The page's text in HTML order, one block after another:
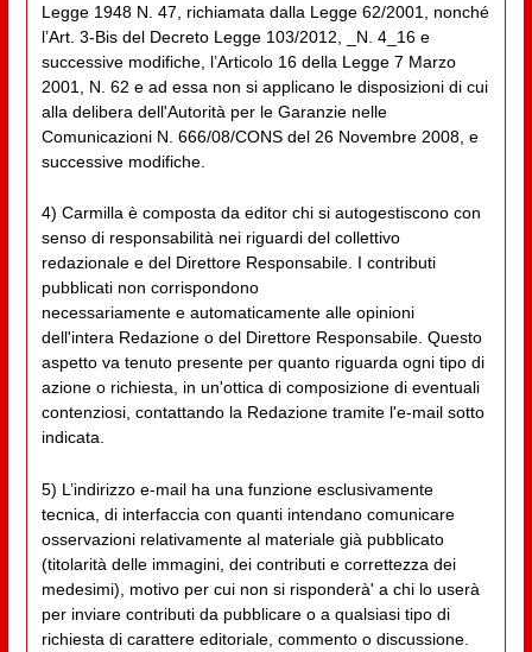
Legge 1948 N. 47, richiamata dalla Legge 62/2001, nonché
l’Art. 3-Bis del Decreto Legge 103/2012, _N. 4_16 e
successive modifiche, l’Articolo 16 della Legge 7 Marzo
2001, N. 62 e ad essa non si applicano le disposizioni di cui
alla delibera dell'Autorità per le Garanzie nelle
Comunicazioni N. 666/08/CONS del 26 Novembre 2008, e
successive modifiche.
4) Carmilla è composta da editor chi si autogestiscono con
senso di responsabilità nei riguardi del collettivo
redazionale e del Direttore Responsabile. I contributi
pubblicati non corrispondono
necessariamente e automaticamente alle opinioni
dell'intera Redazione o del Direttore Responsabile. Questo
aspetto va tenuto presente per quanto riguarda ogni tipo di
azione o richiesta, in un'ottica di composizione di eventuali
contenziosi, contattando la Redazione tramite l'e-mail sotto
indicata.
5) L’indirizzo e-mail ha una funzione esclusivamente
tecnica, di interfaccia con quanti intendano comunicare
osservazioni relativamente al materiale già pubblicato
(titolarità delle immagini, dei contributi e correttezza dei
medesimi), motivo per cui non si risponderà' a chi lo userà
per inviare contributi da pubblicare o a qualsiasi tipo di
richiesta di carattere editoriale, commento o discussione.